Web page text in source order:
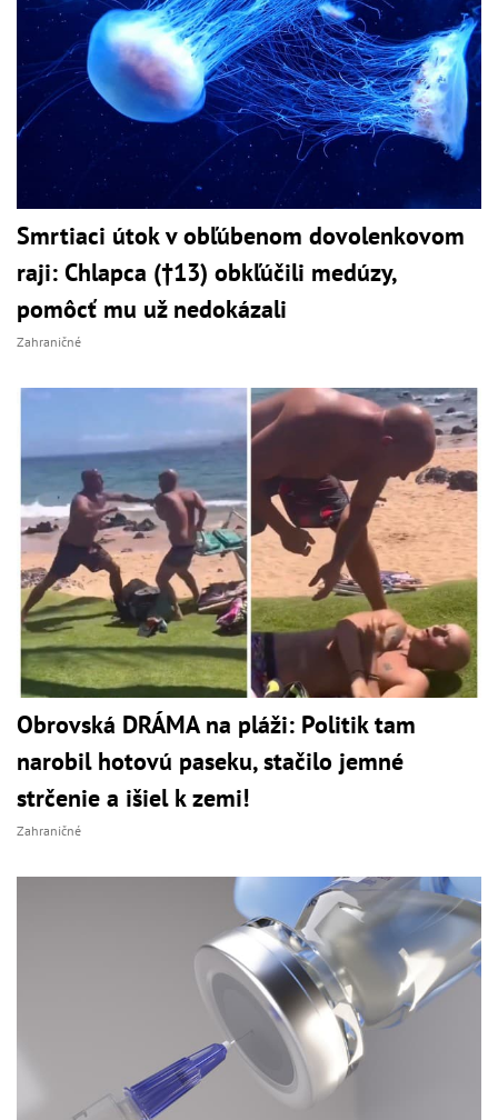
Smrtiaci útok v obľúbenom dovolenkovom
raji: Chlapca (†13) obkľúčili medúzy,
pomôcť mu už nedokázali
Zahraničné
Obrovská DRÁMA na pláži: Politik tam
narobil hotovú paseku, stačilo jemné
strčenie a išiel k zemi!
Zahraničné